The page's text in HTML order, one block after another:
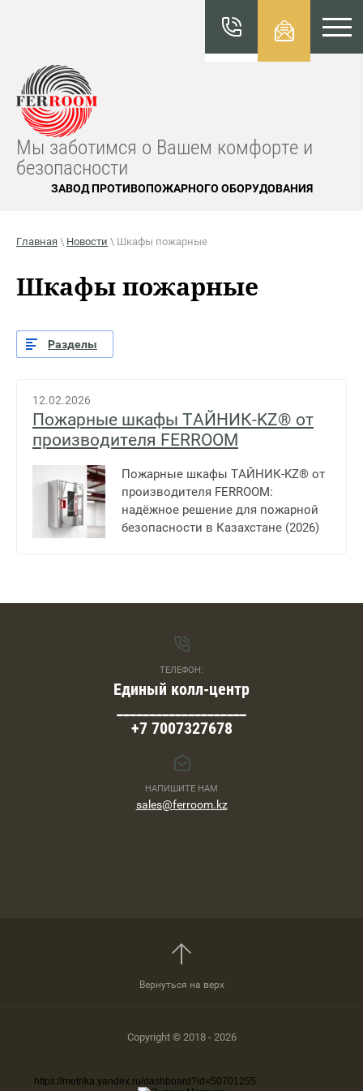
Г
FERROO
Мы заботимся о Вашем комфорте и
безопасности
ЗАВОД ПРОТИВОПОЖАРНОГО ОБОРУДОВАНИЯ
Главная \ Новости \ Шкафы пожарные
Шкафы пожарные
Разделы
12.02.2026
Пожарные шкафы ТАЙНИК-KZ® от
производителя FERROOM
Пожарные шкафы ТАЙНИК-KZ® от
производителя FERROOM:
надёжное решение для пожарной
безопасности в Казахстане (2026)
ТЕЛЕФОН:
Единый колл-центр
+7 7007327678
НАПИШИТЕ НАМ
sales@ferroom.kz
Вернуться на верх
Copyright © 2018 - 2026
https://metrika.yandex.ru/dashboard?id=50701255